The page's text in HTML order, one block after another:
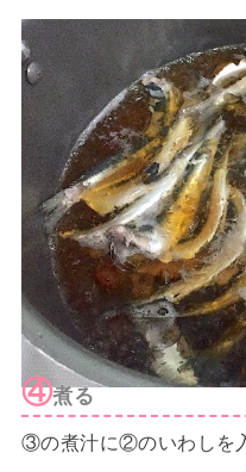
④煮る
③の煮汁に②のいわしを